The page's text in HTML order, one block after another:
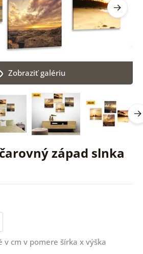
západ slnka
Zobraziť galériu
v cm v pomere šírka x výška